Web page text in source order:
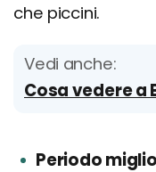
che piccini.
Vedi anche:
Cosa vedere a
Periodo